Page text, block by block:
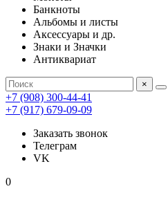
Банкноты
Альбомы и листы
Аксессуары и др.
Знаки и Значки
Антиквариат
×
+7 (908) 300-44-41
+7 (917) 679-09-09
Заказать звонок
Телеграм
VK
0